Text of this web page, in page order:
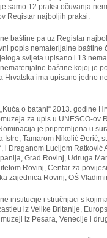
samo 12 praksi očuvanja
Registar najboljih praksi.
baštine pa uz Registar
popis nematerijalne baštine
svijeta upisano i 13
baštine kojoj je
Hrvatska ima upisano jedno
o batani“ 2013. godine
za upis u UNESCO-ov
je pripremljena u
Istre, Tamarom Nikolić Đerić,
i Draganom Lucijom Ratković
Grad Rovinj, Udruga
Rovinj, Centar za
zajednica Rovinj, OŠ
institucije i stručnjaci s
iz Velike Britanije,
iz Pesara, Venecije i